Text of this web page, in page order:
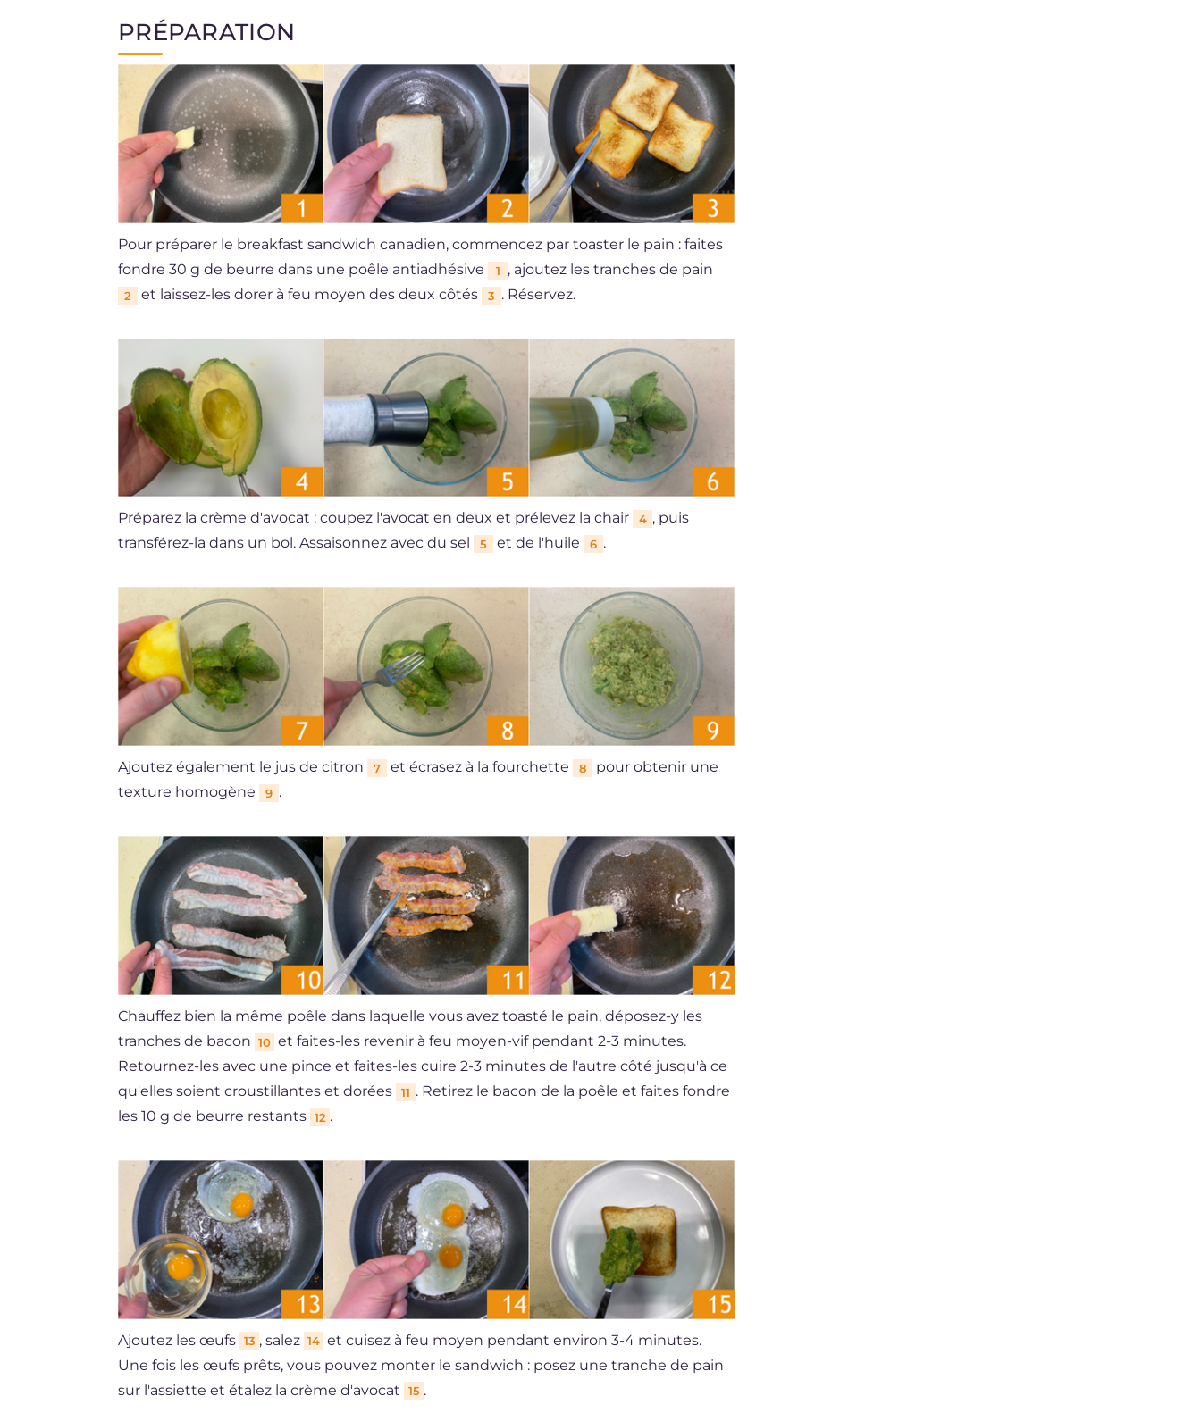
PRÉPARATION
Pour préparer le breakfast sandwich canadien, commencez par toaster le pain : faites
fondre 30 g de beurre dans une poêle antiadhésive
1 , ajoutez les tranches de pain
2 et laissez-les dorer à feu moyen des deux côtés 3 . Réservez.
Préparez la crème d'avocat : coupez l'avocat en deux et prélevez la chair 4 , puis
transférez-la dans un bol. Assaisonnez avec du sel
5 et de l'huile 6 .
Ajoutez également le jus de citron 7 et écrasez à la fourchette 8
pour obtenir une
texture homogène
9 .
Chauffez bien la même poêle dans laquelle vous avez toasté le pain, déposez-y les
tranches de bacon 10 et faites-les revenir à feu moyen-vif pendant 2-3 minutes.
Retournez-les avec une pince et faites-les cuire 2-3 minutes de l'autre côté jusqu'à ce
qu'elles soient croustillantes et dorées
11 . Retirez le bacon de la poêle et faites fondre
les 10 g de beurre restants 12 .
Ajoutez les œufs 13 , salez 14 et cuisez à feu moyen pendant environ 3-4 minutes.
Une fois les œufs prêts, vous pouvez monter le sandwich : posez une tranche de pain
sur l'assiette et étalez la crème d'avocat
15 .